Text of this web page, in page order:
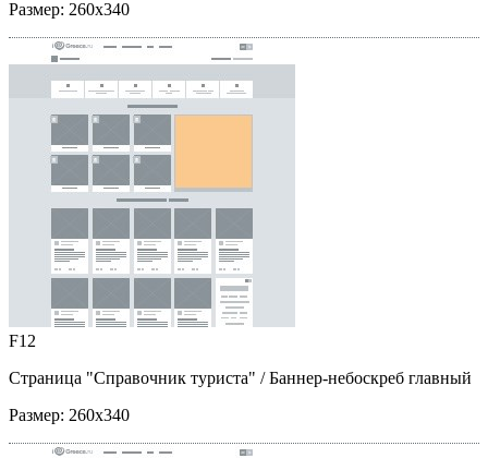
Размер: 260x340
F12
Страница "Справочник туриста" / Баннер-небоскреб главный
Размер: 260x340